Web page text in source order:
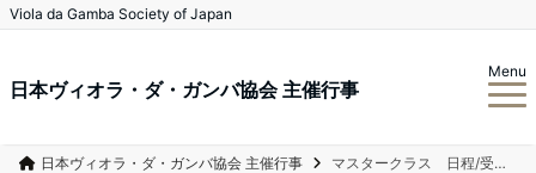
Viola da Gamba Society of Japan
日本ヴィオラ・ダ・ガンバ協会 主催行事
Menu
日本ヴィオラ・ダ・ガンバ協会 主催行事 マスタークラス 日程/受講曲 (楽譜PDF)